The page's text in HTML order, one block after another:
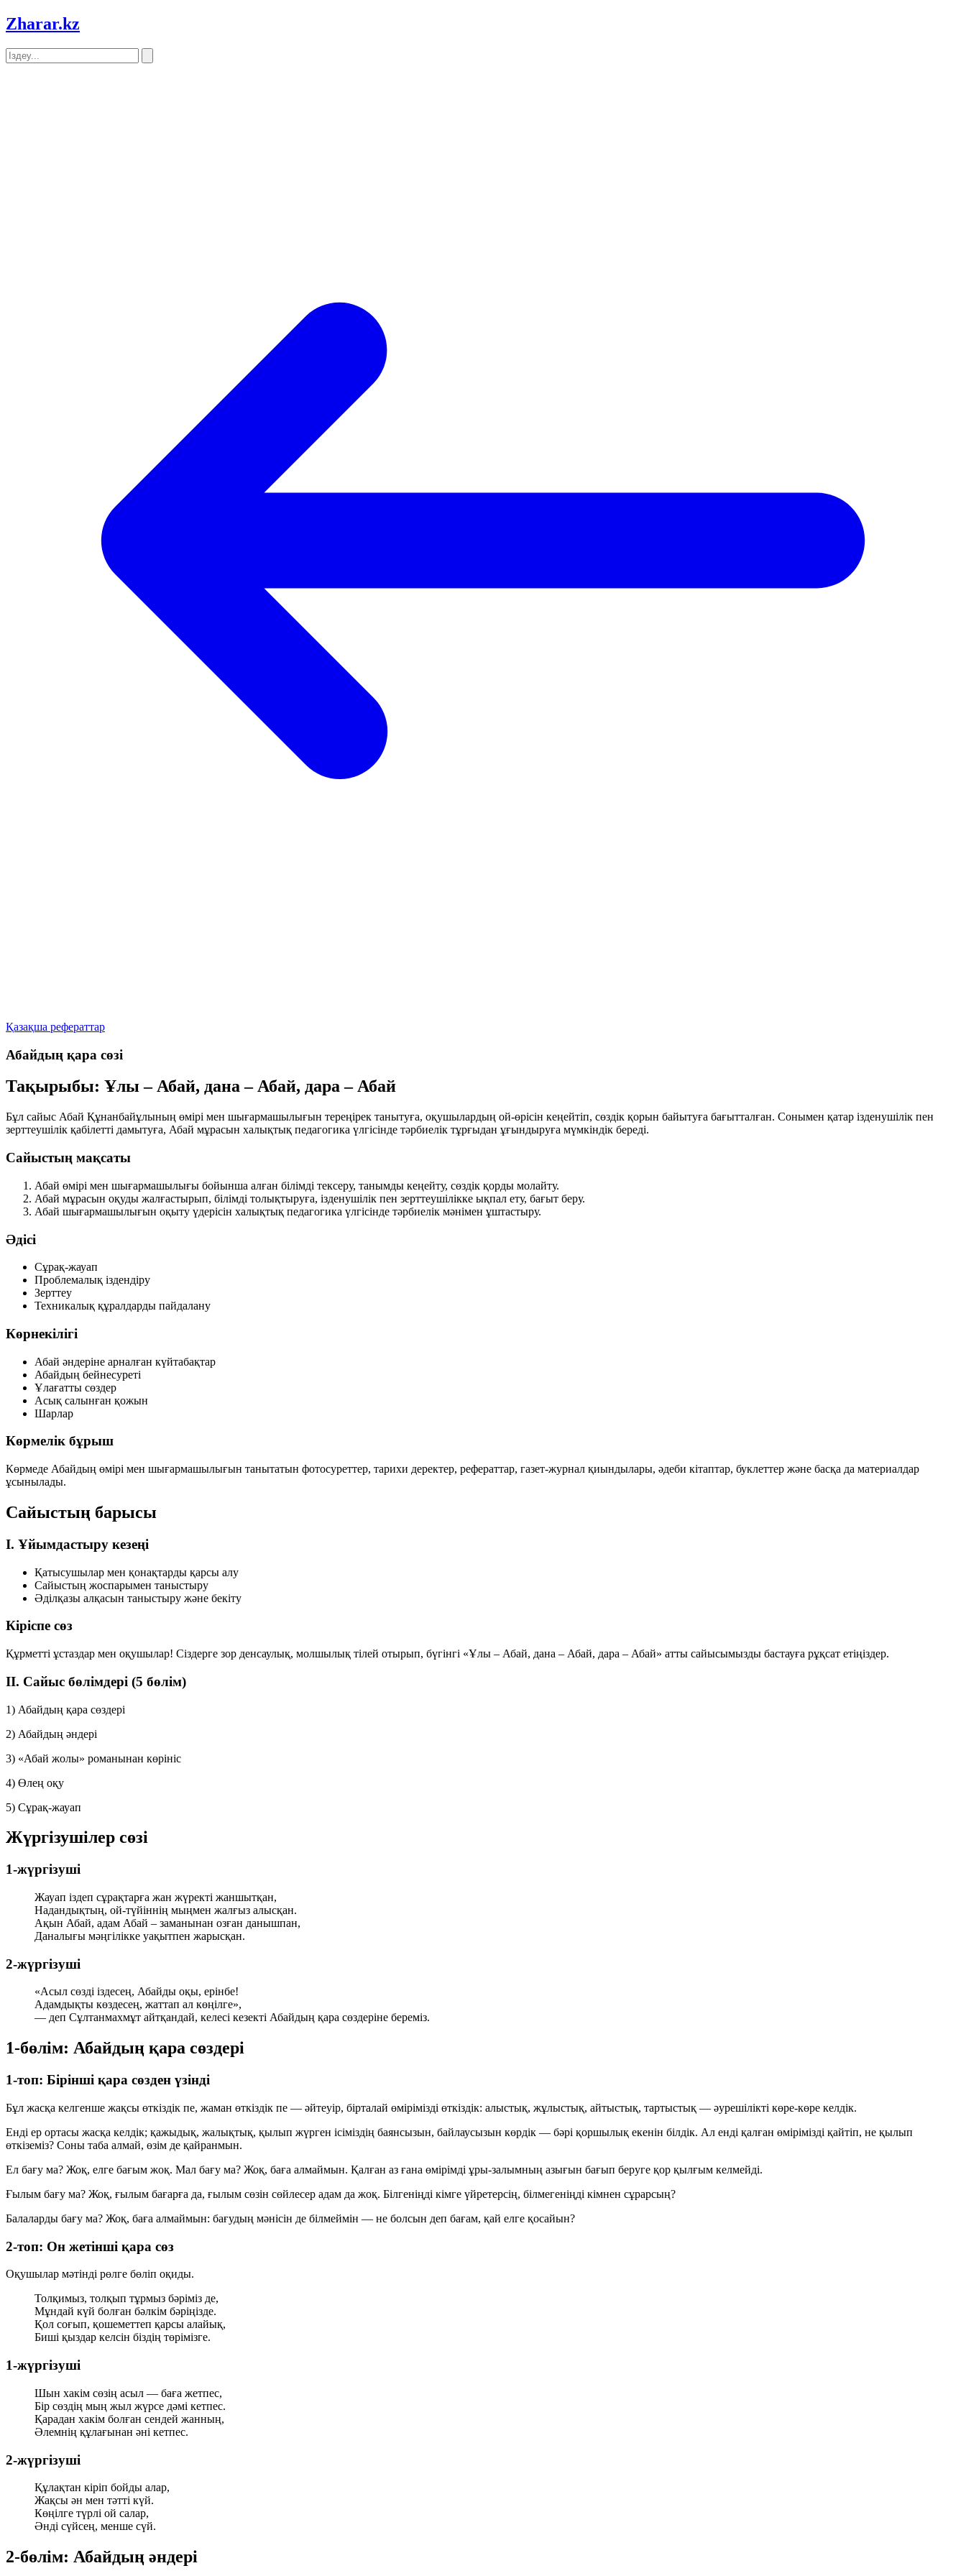
Zharar.kz
Қазақша рефераттар
Абайдың қара сөзі
Тақырыбы: Ұлы – Абай, дана – Абай, дара – Абай
Бұл сайыс Абай Құнанбайұлының өмірі мен шығармашылығын тереңірек танытуға, оқушылардың ой-өрісін кеңейтіп, сөздік қорын байытуға бағытталған. Сонымен қатар ізденушілік пен
зерттеушілік қабілетті дамытуға, Абай мұрасын халықтық педагогика үлгісінде тәрбиелік тұрғыдан ұғындыруға мүмкіндік береді.
Сайыстың мақсаты
Абай өмірі мен шығармашылығы бойынша алған білімді тексеру, танымды кеңейту, сөздік қорды молайту.
Абай мұрасын оқуды жалғастырып, білімді толықтыруға, ізденушілік пен зерттеушілікке ықпал ету, бағыт беру.
Абай шығармашылығын оқыту үдерісін халықтық педагогика үлгісінде тәрбиелік мәнімен ұштастыру.
Әдісі
Сұрақ-жауап
Проблемалық іздендіру
Зерттеу
Техникалық құралдарды пайдалану
Көрнекілігі
Абай әндеріне арналған күйтабақтар
Абайдың бейнесуреті
Ұлағатты сөздер
Асық салынған қожын
Шарлар
Көрмелік бұрыш
Көрмеде Абайдың өмірі мен шығармашылығын танытатын фотосуреттер, тарихи деректер, рефераттар, газет-журнал қиындылары, әдеби кітаптар, буклеттер және басқа да материалдар
ұсынылады.
Сайыстың барысы
I. Ұйымдастыру кезеңі
Қатысушылар мен қонақтарды қарсы алу
Сайыстың жоспарымен таныстыру
Әділқазы алқасын таныстыру және бекіту
Кіріспе сөз
Құрметті ұстаздар мен оқушылар! Сіздерге зор денсаулық, молшылық тілей отырып, бүгінгі «Ұлы – Абай, дана – Абай, дара – Абай» атты сайысымызды бастауға рұқсат етіңіздер.
II. Сайыс бөлімдері (5 бөлім)
1) Абайдың қара сөздері
2) Абайдың әндері
3) «Абай жолы» романынан көрініс
4) Өлең оқу
5) Сұрақ-жауап
Жүргізушілер сөзі
1-жүргізуші
Жауап іздеп сұрақтарға жан жүректі жаншытқан,
Надандықтың, ой-түйіннің мыңмен жалғыз алысқан.
Ақын Абай, адам Абай – заманынан озған данышпан,
Даналығы мәңгілікке уақытпен жарысқан.
2-жүргізуші
«Асыл сөзді іздесең, Абайды оқы, ерінбе!
Адамдықты көздесең, жаттап ал көңілге»,
— деп Сұлтанмахмұт айтқандай, келесі кезекті Абайдың қара сөздеріне береміз.
1-бөлім: Абайдың қара сөздері
1-топ: Бірінші қара сөзден үзінді
Бұл жасқа келгенше жақсы өткіздік пе, жаман өткіздік пе — әйтеуір, бірталай өмірімізді өткіздік: алыстық, жұлыстық, айтыстық, тартыстық — әурешілікті көре-көре келдік.
Енді ер ортасы жасқа келдік; қажыдық, жалықтық, қылып жүрген ісіміздің баянсызын, байлаусызын көрдік — бәрі қоршылық екенін білдік. Ал енді қалған өмірімізді қайтіп, не қылып
өткіземіз? Соны таба алмай, өзім де қайранмын.
Ел бағу ма? Жоқ, елге бағым жоқ. Мал бағу ма? Жоқ, баға алмаймын. Қалған аз ғана өмірімді ұры-залымның азығын бағып беруге қор қылғым келмейді.
Ғылым бағу ма? Жоқ, ғылым бағарға да, ғылым сөзін сөйлесер адам да жоқ. Білгеніңді кімге үйретерсің, білмегеніңді кімнен сұрарсың?
Балаларды бағу ма? Жоқ, баға алмаймын: бағудың мәнісін де білмеймін — не болсын деп бағам, қай елге қосайын?
2-топ: Он жетінші қара сөз
Оқушылар мәтінді рөлге бөліп оқиды.
Толқимыз, толқып тұрмыз бәріміз де,
Мұндай күй болған бәлкім бәріңізде.
Қол соғып, қошеметтеп қарсы алайық,
Биші қыздар келсін біздің төрімізге.
1-жүргізуші
Шын хакім сөзің асыл — баға жетпес,
Бір сөздің мың жыл жүрсе дәмі кетпес.
Қарадан хакім болған сендей жанның,
Әлемнің құлағынан әні кетпес.
2-жүргізуші
Құлақтан кіріп бойды алар,
Жақсы ән мен тәтті күй.
Көңілге түрлі ой салар,
Әнді сүйсең, менше сүй.
2-бөлім: Абайдың әндері